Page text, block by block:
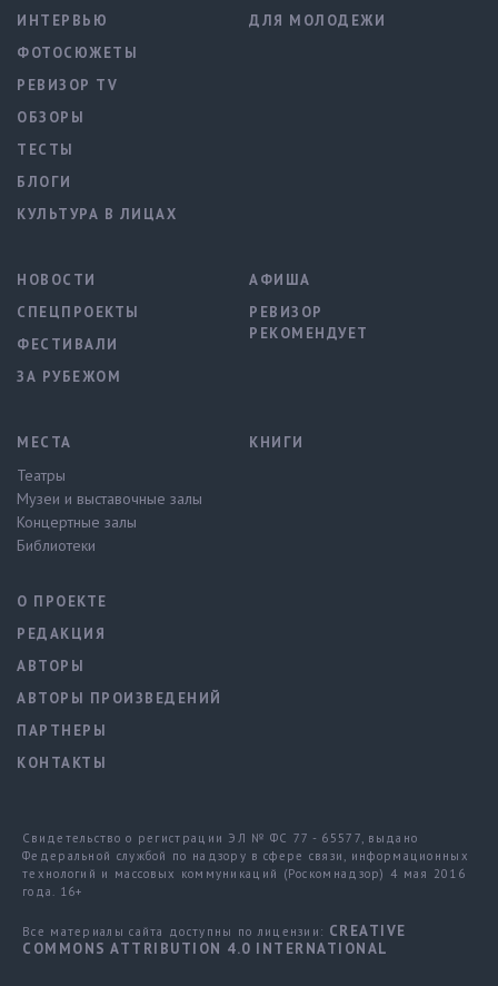
ИНТЕРВЬЮ
ФОТОСЮЖЕТЫ
РЕВИЗОР TV
ОБЗОРЫ
ТЕСТЫ
БЛОГИ
КУЛЬТУРА В ЛИЦАХ
ДЛЯ МОЛОДЕЖИ
НОВОСТИ
СПЕЦПРОЕКТЫ
ФЕСТИВАЛИ
ЗА РУБЕЖОМ
АФИША
РЕВИЗОР
РЕКОМЕНДУЕТ
МЕСТА
Театры
Музеи и выставочные залы
Концертные залы
Библиотеки
КНИГИ
О ПРОЕКТЕ
РЕДАКЦИЯ
АВТОРЫ
АВТОРЫ ПРОИЗВЕДЕНИЙ
ПАРТНЕРЫ
КОНТАКТЫ
Свидетельство о регистрации ЭЛ № ФС 77 - 65577, выдано
Федеральной службой по надзору в сфере связи, информационных
технологий и массовых коммуникаций (Роскомнадзор) 4 мая 2016
года. 16+
Все материалы сайта доступны по лицензии: CREATIVE
COMMONS ATTRIBUTION 4.0 INTERNATIONAL